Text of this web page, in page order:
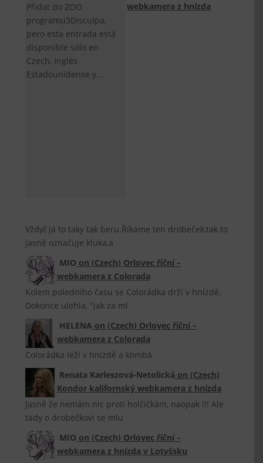
Přidat do ZOO
programu3Disculpa,
pero esta entrada está
disponible sólo en
Czech, Inglés
Estadounidense y...
webkamera z hnízda
Vždyť já to taky tak beru.Říkáme ten drobeček,tak to
jasně označuje kluka,a
MIO on (Czech) Orlovec říční –
webkamera z Colorada
Kolem poledního času se Colorádka drží v hnízdě.
Dokonce ulehla, "jak za ml
HELENA on (Czech) Orlovec říční –
webkamera z Colorada
Colorádka leží v hnízdě a klimbá
Renata Karleszová-Netolická on (Czech)
Kondor kalifornský webkamera z hnízda
Jasně že nemám nic proti holčičkám, naopak !!! Ale
tady o drobečkovi se mlu
MIO on (Czech) Orlovec říční –
webkamera z hnízda v Lotyšsku